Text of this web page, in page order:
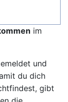
im
und
du dich
gibt